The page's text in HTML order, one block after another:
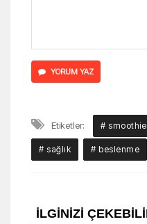
YORUM YAZ
Etiketler: # smoothie
# sağlık # beslenme